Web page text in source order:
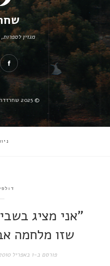
מגזין
© 2025 שחרזדה -
"אני מציג
שזו מלחמה
פורסם ב-1 באפריל 2010